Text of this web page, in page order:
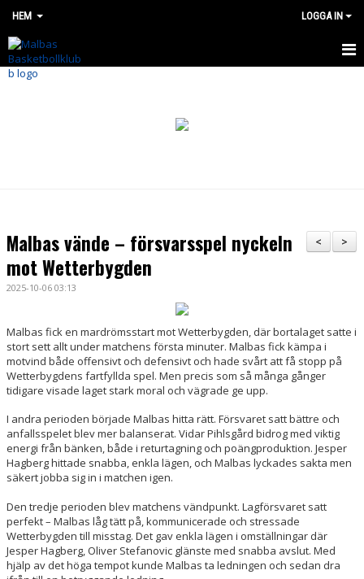
HEM LOGGA IN
HEM
MALBAS MADNESS CUP
SOMMARLÄGER 2026
LAG OCH VERKSAMHET
ENGAGERA DIG
>
<
Malbas vände – försvarsspel nyckeln
mot Wetterbygden
2025-10-06 03:13
Malbas fick en mardrömsstart mot Wetterbygden, där bortalaget satte i
stort sett allt under matchens första minuter. Malbas fick kämpa i
motvind både offensivt och defensivt och hade svårt att få stopp på
Wetterbygdens fartfyllda spel. Men precis som så många gånger
tidigare visade laget stark moral och vägrade ge upp.
I andra perioden började Malbas hitta rätt. Försvaret satt bättre och
anfallsspelet blev mer balanserat. Vidar Pihlsgård bidrog med viktig
energi från bänken, både i returtagning och poängproduktion. Jesper
Hagberg hittade snabba, enkla lägen, och Malbas lyckades sakta men
säkert jobba sig in i matchen igen.
Den tredje perioden blev matchens vändpunkt. Lagförsvaret satt
perfekt – Malbas låg tätt på, kommunicerade och stressade
Wetterbygden till misstag. Det gav enkla lägen i omställningar där
Jesper Hagberg, Oliver Stefanovic glänste med snabba avslut. Med
hjälp av det höga tempot kunde Malbas ta ledningen och sedan dra